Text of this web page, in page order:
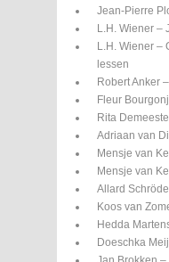
Jean-Pierre
L.H. Wiener –
L.H. Wiener –
lessen
Robert Anker
Fleur
Rita
Adriaan van
Mensje van
Mensje van
Allard
Koos van
Hedda
Doeschka